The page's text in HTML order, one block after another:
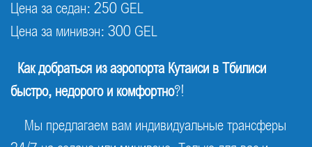
Цена за седан: 250 GEL
Цена за минивэн: 300 GEL
Как добраться из аэропорта Кутаиси в Тбилиси
быстро, недорого и комфортно?!
Мы предлагаем вам индивидуальные трансферы